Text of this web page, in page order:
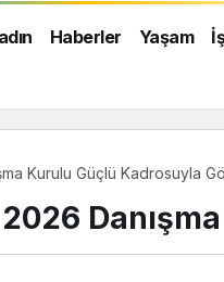
Haberler Yaşam
Kurulu Güçlü Kadrosuyla